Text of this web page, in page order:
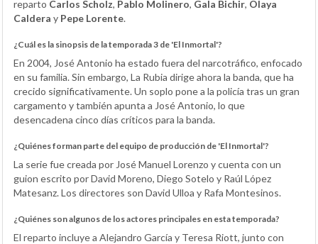
reparto Carlos Scholz, Pablo Molinero, Gala Bichir, Olaya
Caldera y Pepe Lorente.
¿Cuál es la sinopsis de la temporada 3 de 'El Inmortal'?
En 2004, José Antonio ha estado fuera del narcotráfico, enfocado
en su familia. Sin embargo, La Rubia dirige ahora la banda, que ha
crecido significativamente. Un soplo pone a la policía tras un gran
cargamento y también apunta a José Antonio, lo que
desencadena cinco días críticos para la banda.
¿Quiénes forman parte del equipo de producción de 'El Inmortal'?
La serie fue creada por José Manuel Lorenzo y cuenta con un
guion escrito por David Moreno, Diego Sotelo y Raúl López
Matesanz. Los directores son David Ulloa y Rafa Montesinos.
¿Quiénes son algunos de los actores principales en esta temporada?
El reparto incluye a Alejandro García y Teresa Riott, junto con